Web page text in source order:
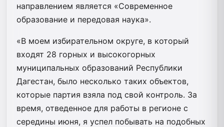
направлением является «Современное
образование и передовая наука».
«В моем избирательном округе, в который
входят 28 горных и высокогорных
муниципальных образований Республики
Дагестан, было несколько таких объектов,
которые партия взяла под свой контроль. За
время, отведенное для работы в регионе с
середины июня, я успел побывать на подобных